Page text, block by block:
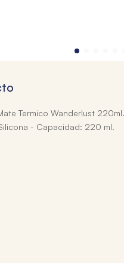
Termico Wanderlust
- Capacidad: 220 ml.